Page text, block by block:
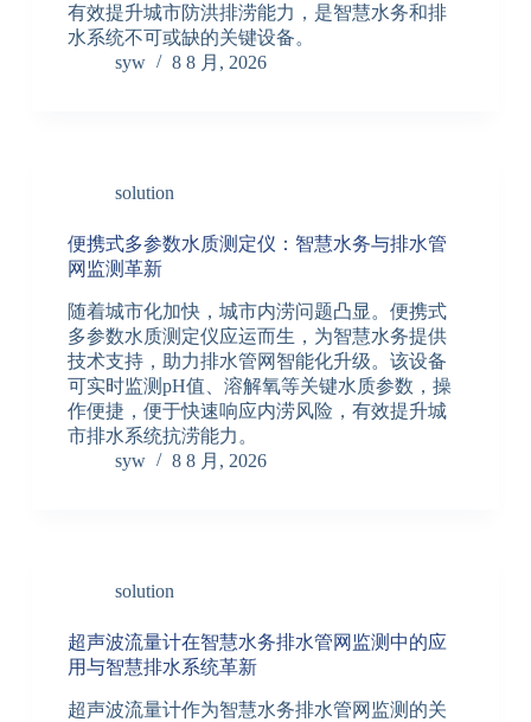
有效提升城市防洪排涝能力，是智慧水务和排
水系统不可或缺的关键设备。
syw
8 8 月, 2026
solution
便携式多参数水质测定仪：智慧水务与排水管
网监测革新
随着城市化加快，城市内涝问题凸显。便携式
多参数水质测定仪应运而生，为智慧水务提供
技术支持，助力排水管网智能化升级。该设备
可实时监测pH值、溶解氧等关键水质参数，操
作便捷，便于快速响应内涝风险，有效提升城
市排水系统抗涝能力。
syw
8 8 月, 2026
solution
超声波流量计在智慧水务排水管网监测中的应
用与智慧排水系统革新
超声波流量计作为智慧水务排水管网监测的关